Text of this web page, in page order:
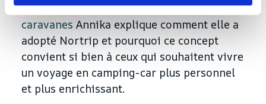
magazine des camping-cars et des
caravanes Annika explique comment elle a
adopté Nortrip et pourquoi ce concept
convient si bien à ceux qui souhaitent vivre
un voyage en camping-car plus personnel
et plus enrichissant.